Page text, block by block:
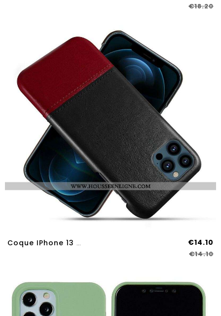
€18.20
Coque IPhone 13 Pro Max Effet Cuir Bicolore KSQ €14.10
€14.10